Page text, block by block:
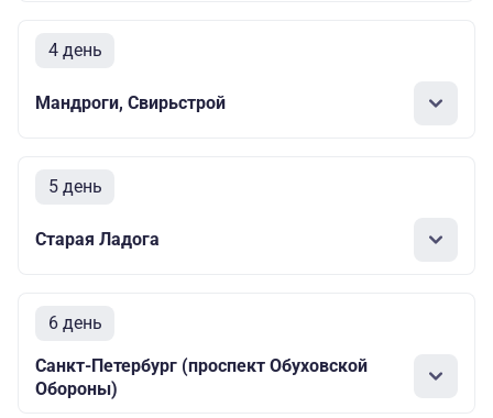
4 день
Мандроги, Свирьстрой
5 день
Старая Ладога
6 день
Санкт-Петербург (проспект Обуховской
Обороны)